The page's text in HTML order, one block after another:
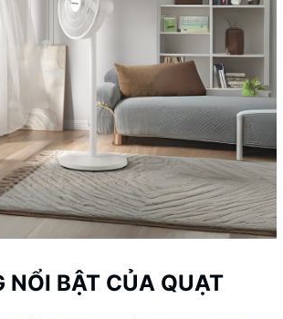
NỔI BẬT CỦA QUẠT